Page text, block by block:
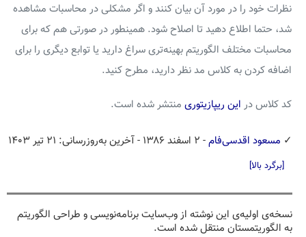
نظرات خود را در مورد آن بیان کنند و اگر مشکلی در محاسبات مشاهده
شد، حتما اطلاع دهید تا اصلاح شود. همینطور در صورتی هم که برای
محاسبات مختلف الگوریتم بهینه‌تری سراغ دارید یا توابع دیگری را برای
اضافه کردن به کلاس مد نظر دارید، مطرح کنید.
کد کلاس دراین ریپازیتوریمنتشر شده است.
مسعود اقدسی‌فام- ۲ اسفند ۱۳۸۶ - آخرین به‌روزرسانی: ۲۱ تیر ۱۴۰۳
[برگرد بالا]
نسخه‌ی اولیه‌ی این نوشته از وب‌سایت برنامه‌نویسی و طراحی الگوریتم
به الگوریتمستان منتقل شده است.